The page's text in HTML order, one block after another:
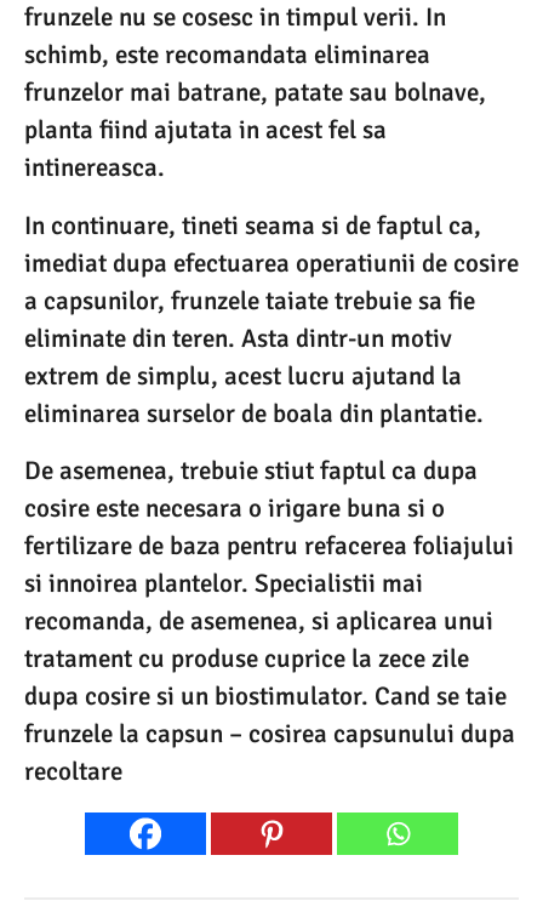
frunzele nu se cosesc in timpul verii. In
schimb, este recomandata eliminarea
frunzelor mai batrane, patate sau bolnave,
planta fiind ajutata in acest fel sa
intinereasca.
In continuare, tineti seama si de faptul ca,
imediat dupa efectuarea operatiunii de cosire
a capsunilor, frunzele taiate trebuie sa fie
eliminate din teren. Asta dintr-un motiv
extrem de simplu, acest lucru ajutand la
eliminarea surselor de boala din plantatie.
De asemenea, trebuie stiut faptul ca dupa
cosire este necesara o irigare buna si o
fertilizare de baza pentru refacerea foliajului
si innoirea plantelor. Specialistii mai
recomanda, de asemenea, si aplicarea unui
tratament cu produse cuprice la zece zile
dupa cosire si un biostimulator. Cand se taie
frunzele la capsun – cosirea capsunului dupa
recoltare